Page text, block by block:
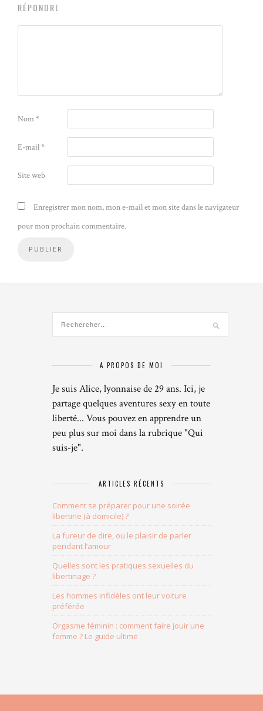
RÉPONDRE
Nom*
E-mail*
Site web
Enregistrer mon nom, mon e-mail et mon site dans le navigateur
pour mon prochain commentaire.
A PROPOS DE MOI
Je suis Alice, lyonnaise de 29 ans. Ici, je
partage quelques aventures sexy en toute
liberté... Vous pouvez en apprendre un
peu plus sur moi dans la rubrique "Qui
suis-je".
ARTICLES RÉCENTS
Comment se préparer pour une soirée
libertine (à domicile) ?
La fureur de dire, ou le plaisir de parler
pendant l’amour
Quelles sont les pratiques sexuelles du
libertinage ?
Les hommes infidèles ont leur voiture
préférée
Orgasme féminin : comment faire jouir une
femme ? Le guide ultime